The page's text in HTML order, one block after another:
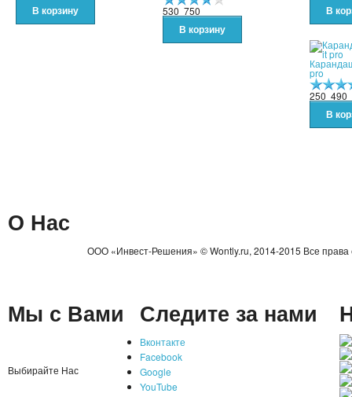
530 750
pro
250 490
О Нас
ООО «Инвест-Решения» © Wontly.ru, 2014-2015 Все права
Мы с Вами
Выбирайте Нас
Следите за нами
Вконтакте
Facebook
Google
YouTube